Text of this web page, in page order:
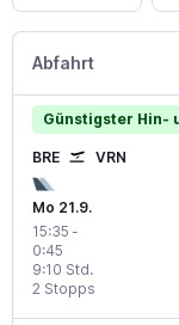
Abfahrt
Günstigster Hin-
BRE VRN
Mo 21.9.
15:35 -
0:45
2 Stopps
9:10 Std.